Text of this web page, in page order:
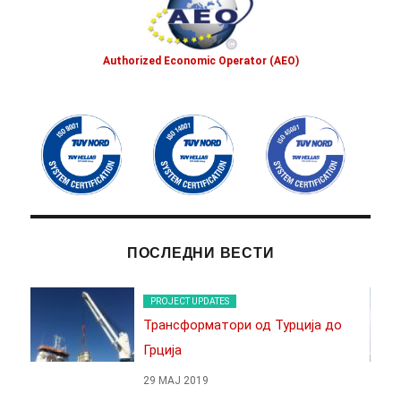
Authorized Economic Operator (AEO)
ПОСЛЕДНИ ВЕСТИ
PROJECT UPDATES
Трансформатори од Турција до
Грција
29 МАЈ 2019